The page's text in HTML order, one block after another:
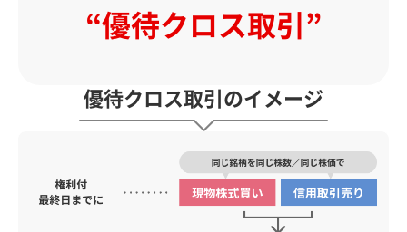
“優待クロス取引”
優待クロス取引のイメージ